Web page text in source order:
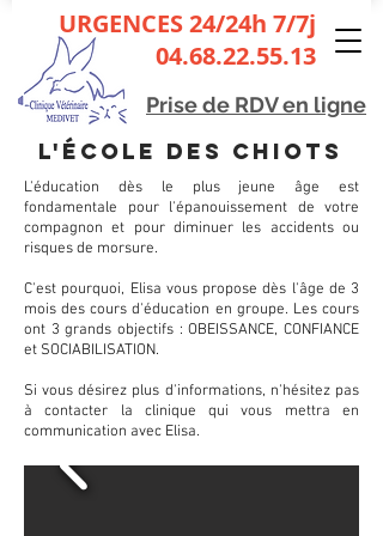
URGENCES 24/24h 7/7j
04.68.22.55.13
Prise de RDV en ligne
L'école des chiots
L'éducation dès le plus jeune âge est
fondamentale pour l'épanouissement de votre
compagnon et pour diminuer les accidents ou
risques de morsure.
C'est pourquoi, Elisa vous propose dès l'âge de 3
mois des cours d'éducation en groupe. Les cours
ont 3 grands objectifs : OBEISSANCE, CONFIANCE
et SOCIABILISATION.
Si vous désirez plus d'informations, n'hésitez pas
à contacter la clinique qui vous mettra en
communication avec Elisa.